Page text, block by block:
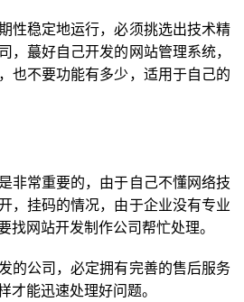
性稳定地运行，必须挑选出技术精
，蕞好自己开发的网站管理系统，
也不要功能有多少，适用于自己的
非常重要的，由于自己不懂网络技
，挂码的情况，由于企业没有专业
找网站开发制作公司帮忙处理。
的公司，必定拥有完善的售后服务
才能迅速处理好问题。